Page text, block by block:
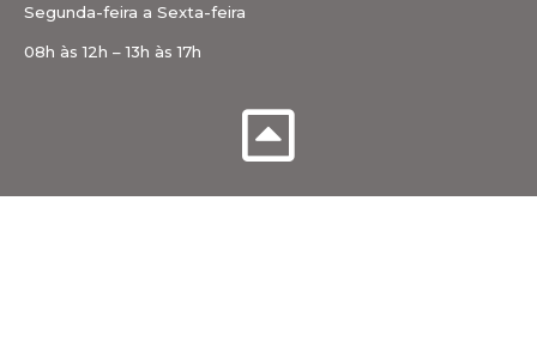
Segunda-feira a Sexta-feira
08h às 12h – 13h às 17h